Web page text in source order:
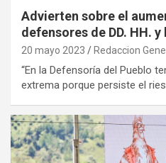
Advierten sobre el
defensores de DD. HH.
20 mayo 2023 Redaccion
“En la Defensoría del Pueblo
extrema porque persiste el